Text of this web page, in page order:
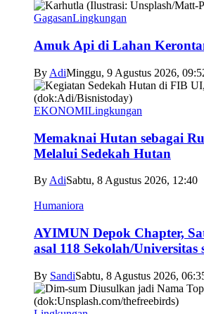
GagasanLingkungan
Amuk Api di Lahan
By AdiMinggu, 9 Agustus 2026,
EKONOMILingkungan
Memaknai Hutan sebagai
Melalui Sedekah Hutan
By AdiSabtu, 8 Agustus 2026, 12:40
Humaniora
AYIMUN Depok Chapter,
asal 118 Sekolah/Universitas
By SandiSabtu, 8 Agustus 2026,